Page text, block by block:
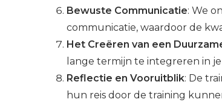
Bewuste Communicatie: We
communicatie, waardoor de
Het Creëren van een
lange termijn te integreren in
Reflectie en Vooruitblik: De
hun reis door de training